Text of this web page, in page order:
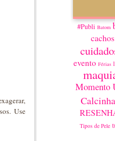
Use
#Publi Batom
cachos
evento Férias
Momento
Calcinha
Tipos de Pele